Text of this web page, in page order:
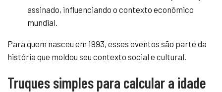
assinado, influenciando o contexto econômico
mundial.
Para quem nasceu em 1993, esses eventos são parte da
história que moldou seu contexto social e cultural.
Truques simples para calcular a idade